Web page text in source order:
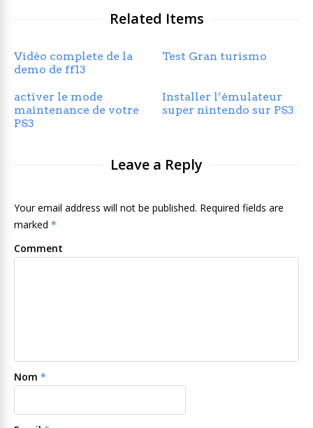
Related Items
Vidéo complete de la
demo de ff13
Test Gran turismo
activer le mode
maintenance de votre
PS3
Installer l’émulateur
super nintendo sur PS3
Leave a Reply
Your email address will not be published. Required fields are
marked *
Comment
Nom *